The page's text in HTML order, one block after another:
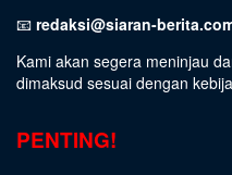
📧 redaksi@siaran-
Kami akan segera meninjau
dimaksud sesuai dengan
PENTING!